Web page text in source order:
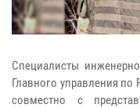
Специалисты
Главного управления
совместно с